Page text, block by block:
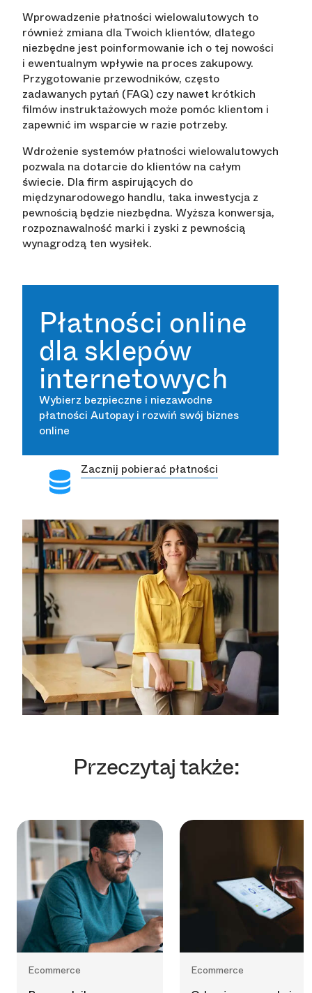
Wprowadzenie płatności wielowalutowych to
również zmiana dla Twoich klientów, dlatego
niezbędne jest poinformowanie ich o tej nowości
i ewentualnym wpływie na proces zakupowy.
Przygotowanie przewodników, często
zadawanych pytań (FAQ) czy nawet krótkich
filmów instruktażowych może pomóc klientom i
zapewnić im wsparcie w razie potrzeby.
Wdrożenie systemów płatności wielowalutowych
pozwala na dotarcie do klientów na całym
świecie. Dla firm aspirujących do
międzynarodowego handlu, taka inwestycja z
pewnością będzie niezbędna. Wyższa konwersja,
rozpoznawalność marki i zyski z pewnością
wynagrodzą ten wysiłek.
Płatności online
dla sklepów
internetowych
Wybierz bezpieczne i niezawodne
płatności Autopay i rozwiń swój biznes
online
Zacznij pobierać płatności
Przeczytaj także:
Ecommerce Ecommerce